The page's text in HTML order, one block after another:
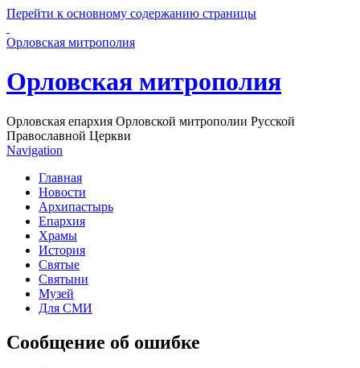
Перейти к основному содержанию страницы
Орловская митрополия
Орловская митрополия
Орловская епархия Орловской митрополии Русской
Православной Церкви
Navigation
Главная
Новости
Архипастырь
Епархия
Храмы
История
Святые
Святыни
Музей
Для СМИ
Сообщение об ошибке